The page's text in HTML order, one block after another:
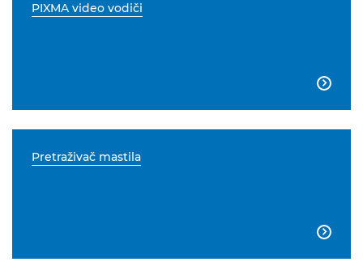
PIXMA video vodiči

Pretraživač mastila
